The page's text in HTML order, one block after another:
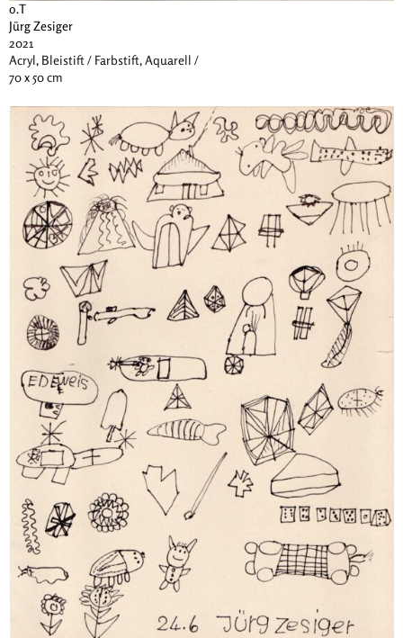
o.T
Jürg Zesiger
2021
Acryl, Bleistift / Farbstift, Aquarell /
70 x 50 cm